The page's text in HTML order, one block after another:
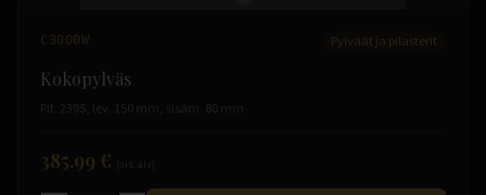
C3000W Pylväät ja pilasterit
Kokopylväs
Pit. 2395, lev. 150 mm, sisäm. 80 mm
385.99 €